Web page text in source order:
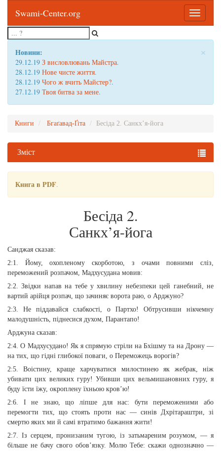
Toggle
Swami-Center.org
×
Новини:
29.12.19 З висловлювань Майстра.
28.12.19 Нове чисте життя.
28.12.19 Чого ж вчить Майстер?.
27.12.19 Твоя битва за мене.
Книги Бгаґавад-Ґіта Бесіда 2. Санкх’я-йога
Зміст
Книга в PDF.
Бесіда 2.
Санкх’я-йога
Санджая сказав:
2:1. Йому, охопленому скорботою, з очами повними сліз,
переможений розпачом, Мадхусудана мовив:
2:2. Звідки напав на тебе у хвилину небезпеки цей ганебний, не
вартий арійця розпач, що зачиняє ворота раю, о Арджуно?
2:3. Не піддавайся слабкості, о Партхо! Обтрусивши нікчемну
малодушність, піднесися духом, Парантапо!
Арджуна сказав:
2:4. О Мадхусудано! Як я спрямую стріли на Бхішму та на Дрону —
на тих, що гідні глибокої поваги, о Переможець ворогів?
2:5. Воістину, краще харчуватися милостинею як жебрак, ніж
убивати цих великих гуру! Убивши цих вельмишановних гуру, я
буду їсти їжу, окроплену їхньою кров’ю!
2:6. І не знаю, що ліпше для нас: бути переможеними або
перемогти тих, що стоять проти нас — синів Дхрітараштри, зі
смертю яких ми й самі втратимо бажання жити!
2:7. Із серцем, пронизаним тугою, із затьмареним розумом, — я
більше не бачу свого обов’язку. Молю Тебе: скажи однозначно —